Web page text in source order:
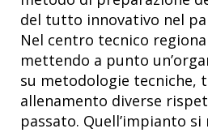
del tutto innovativo nel
Nel centro tecnico
mettendo a punto
su metodologie tecniche,
allenamento diverse
passato. Quell’impianto